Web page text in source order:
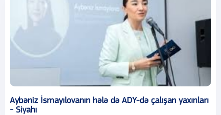
Aybəniz İsmayılovanın hələ də ADY-də çalışan yaxınları
- Siyahı